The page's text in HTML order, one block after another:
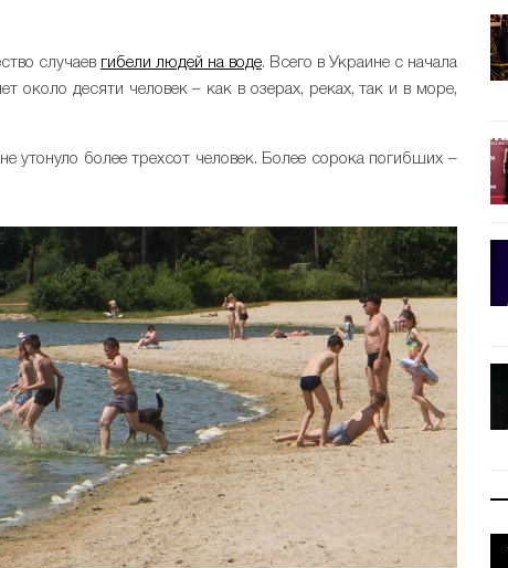
случаев гибели людей на воде. Всего в Украине с начала
около десяти человек – как в озерах, реках, так и в море,
утонуло более трехсот человек. Более сорока погибших –